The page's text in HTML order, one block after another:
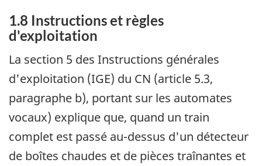
1.8 Instructions et règles
d'exploitation
La section 5 des Instructions générales
d'exploitation (IGE) du CN (article 5.3,
paragraphe b), portant sur les automates
vocaux) explique que, quand un train
complet est passé au-dessus d'un détecteur
de boîtes chaudes et de pièces traînantes et